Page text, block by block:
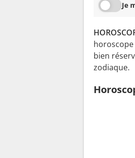
Je
bien
zodiaque.